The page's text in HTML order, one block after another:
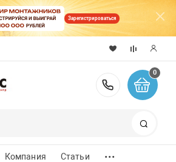
Зарегистрироваться
8 (800)
0
Компания Статьи ...